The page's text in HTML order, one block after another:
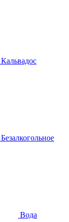
Кальвадос
Безалкогольное
Вода